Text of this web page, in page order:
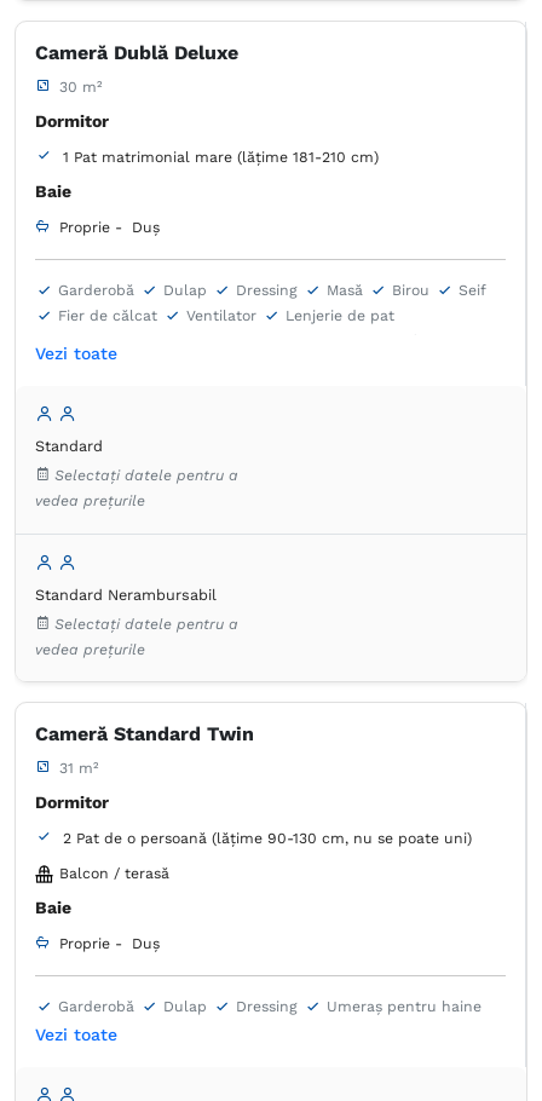
Cameră Dublă Deluxe
30 m²
Dormitor
1 Pat matrimonial mare (lățime 181-210 cm)
Baie
Proprie - Duș
Garderobă Dulap Dressing Masă Birou
Seif
Fier de călcat
Ventilator
Lenjerie de pat
Papuci de casă
Aparat de cafea
Pardoseală de gresie/marmură
Vezi toate
Standard
Selectați datele pentru a
vedea prețurile
Standard Nerambursabil
Selectați datele pentru a
vedea prețurile
Cameră Standard Twin
31 m²
Dormitor
2 Pat de o persoană (lățime 90-130 cm, nu se poate uni)
Balcon / terasă
Baie
Proprie - Duș
Garderobă Dulap Dressing
Umeraș pentru haine
Masă
Vezi toate